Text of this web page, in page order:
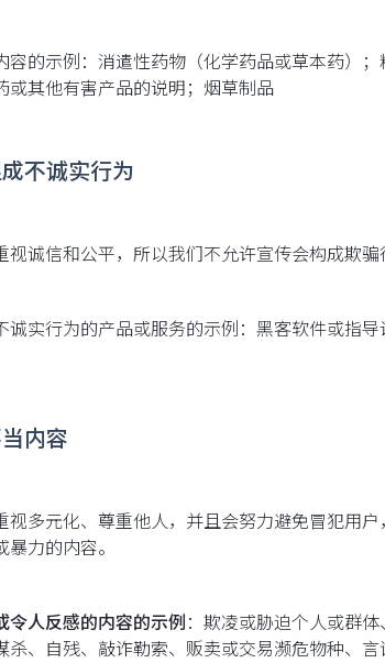
容的示例：消遣性药物（化学药品或草本药）
或其他有害产品的说明；烟草制品
不诚实行为
视诚信和公平，所以我们不允许宣传会构成欺骗
诚实行为的产品或服务的示例：黑客软件或指
内容
视多元化、尊重他人，并且会努力避免冒犯用
暴力的内容。
令人反感的内容的示例：欺凌或胁迫个人或群
杀、自残、敲诈勒索、贩卖或交易濒危物种、